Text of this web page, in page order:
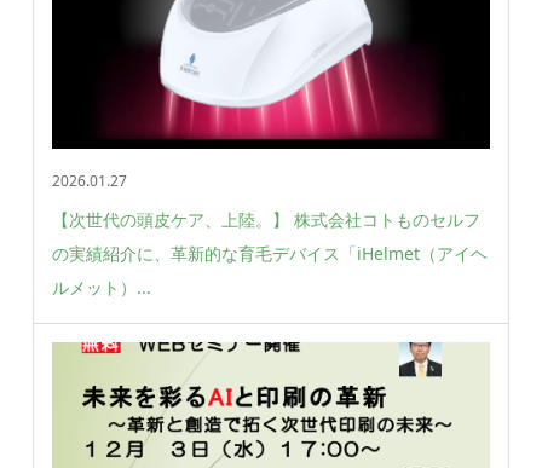
2026.01.27
【次世代の頭皮ケア、上陸。】 株式会社コトものセルフ
の実績紹介に、革新的な育毛デバイス「iHelmet（アイヘ
ルメット）...